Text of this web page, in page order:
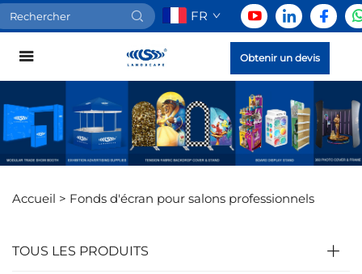
FR
Obtenir un devis
Accueil > Fonds d'écran pour salons professionnels
TOUS LES PRODUITS